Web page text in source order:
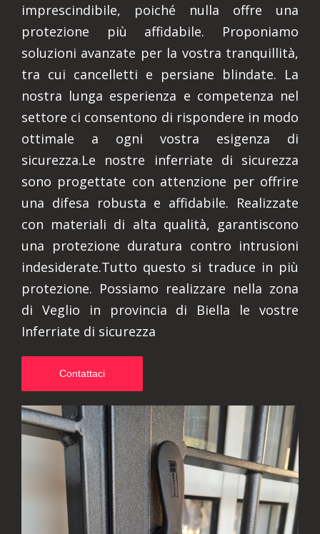
imprescindibile, poiché nulla offre una
protezione più affidabile. Proponiamo
soluzioni avanzate per la vostra tranquillità,
tra cui cancelletti e persiane blindate. La
nostra lunga esperienza e competenza nel
settore ci consentono di rispondere in modo
ottimale a ogni vostra esigenza di
sicurezza.Le nostre inferriate di sicurezza
sono progettate con attenzione per offrire
una difesa robusta e affidabile. Realizzate
con materiali di alta qualità, garantiscono
una protezione duratura contro intrusioni
indesiderate.Tutto questo si traduce in più
protezione. Possiamo realizzare nella zona
di Veglio in provincia di Biella le vostre
Inferriate di sicurezza
Contattaci